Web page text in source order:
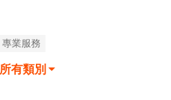
專業服務
有類別